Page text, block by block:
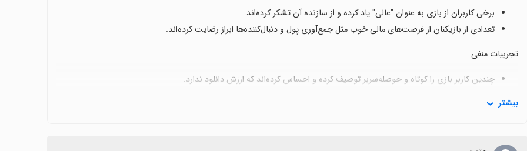
برخی کاربران از بازی به عنوان "عالی" یاد کرده و از سازنده آن تشکر کرده‌اند.
تعدادی از بازیکنان از فرصت‌های مالی خوب مثل جمع‌آوری پول و دنبال‌کننده‌ها ابراز رضایت کرده‌اند.
تجربیات منفی
چندین کاربر بازی را کوتاه و حوصله‌سربر توصیف کرده و احساس کرده‌اند که ارزش دانلود ندارد.
بیشتر